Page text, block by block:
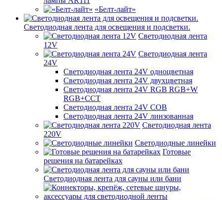
«Белт-лайт»
Светодиодная лента для освещения и подсветки.
Светодиодная лента
12V
Светодиодная лента
24V
Светодиодная лента 24V одноцветная
Светодиодная лента 24V двухцветная
Светодиодная лента 24V RGB RGB+W
RGB+CCT
Светодиодная лента 24V COB
Светодиодная лента 24V линзованная
Светодиодная лента
220V
Светодиодные линейки
Готовые
решения на батарейках
Светодиодная лента для сауны или бани